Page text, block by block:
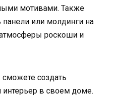
мотивами. Также
или молдинги на
атмосферы роскоши и
создать
интерьер в своем доме.